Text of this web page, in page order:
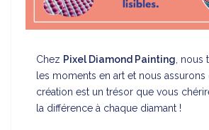
Chez Pixel Diamond Painting ,
les moments en art et nous
création est un trésor que vous
la différence à chaque diamant !